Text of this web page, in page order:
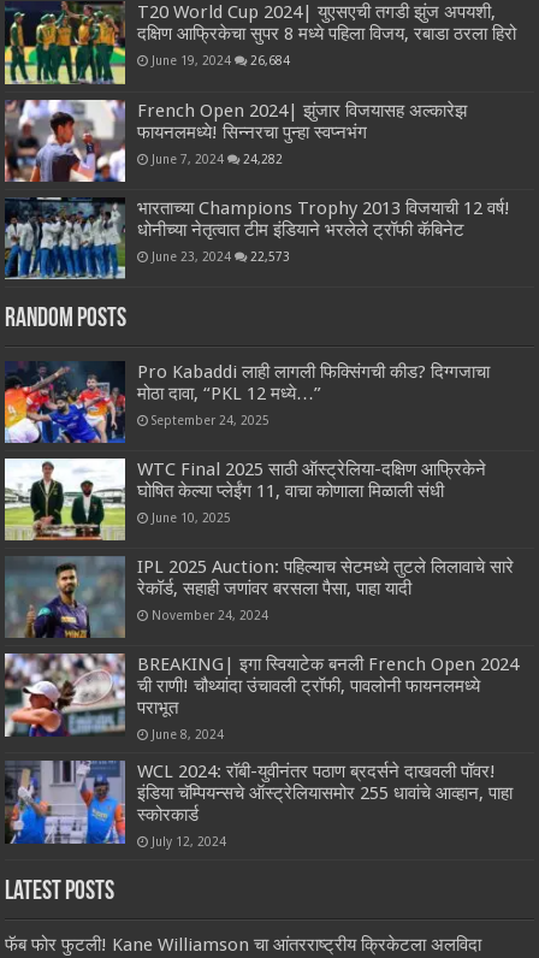
T20 World Cup 2024| युएसएची तगडी झुंज अपयशी,
दक्षिण आफ्रिकेचा सुपर 8 मध्ये पहिला विजय, रबाडा ठरला हिरो
June 19, 2024 26,684
French Open 2024| झुंजार विजयासह अल्कारेझ
फायनलमध्ये! सिन्नरचा पुन्हा स्वप्नभंग
June 7, 2024 24,282
भारताच्या Champions Trophy 2013 विजयाची 12 वर्ष!
धोनीच्या नेतृत्वात टीम इंडियाने भरलेले ट्रॉफी कॅबिनेट
June 23, 2024 22,573
Random Posts
Pro Kabaddi लाही लागली फिक्सिंगची कीड? दिग्गजाचा
मोठा दावा, “PKL 12 मध्ये…”
September 24, 2025
WTC Final 2025 साठी ऑस्ट्रेलिया-दक्षिण आफ्रिकेने
घोषित केल्या प्लेईंग 11, वाचा कोणाला मिळाली संधी
June 10, 2025
IPL 2025 Auction: पहिल्याच सेटमध्ये तुटले लिलावाचे सारे
रेकॉर्ड, सहाही जणांवर बरसला पैसा, पाहा यादी
November 24, 2024
BREAKING| इगा स्वियाटेक बनली French Open 2024
ची राणी! चौथ्यांदा उंचावली ट्रॉफी, पावलोनी फायनलमध्ये
पराभूत
June 8, 2024
WCL 2024: रॉबी-युवीनंतर पठाण ब्रदर्सने दाखवली पॉवर!
इंडिया चॅम्पियन्सचे ऑस्ट्रेलियासमोर 255 धावांचे आव्हान, पाहा
स्कोरकार्ड
July 12, 2024
Latest Posts
फॅब फोर फुटली! Kane Williamson चा आंतरराष्ट्रीय क्रिकेटला अलविदा